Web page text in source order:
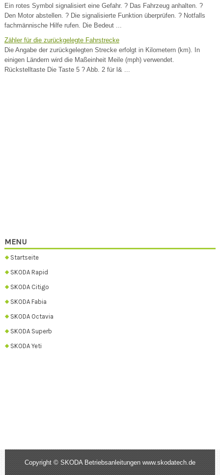
Ein rotes Symbol signalisiert eine Gefahr. ? Das Fahrzeug anhalten. ?
Den Motor abstellen. ? Die signalisierte Funktion überprüfen. ? Notfalls
fachmännische Hilfe rufen. Die Bedeut ...
Zähler für die zurückgelegte Fahrstrecke
Die Angabe der zurückgelegten Strecke erfolgt in Kilometern (km). In
einigen Ländern wird die Maßeinheit Meile (mph) verwendet.
Rückstelltaste Die Taste 5 ? Abb. 2 für l& ...
MENU
Startseite
SKODA Rapid
SKODA Citigo
SKODA Fabia
SKODA Octavia
SKODA Superb
SKODA Yeti
Copyright © SKODA Betriebsanleitungen www.skodatech.de